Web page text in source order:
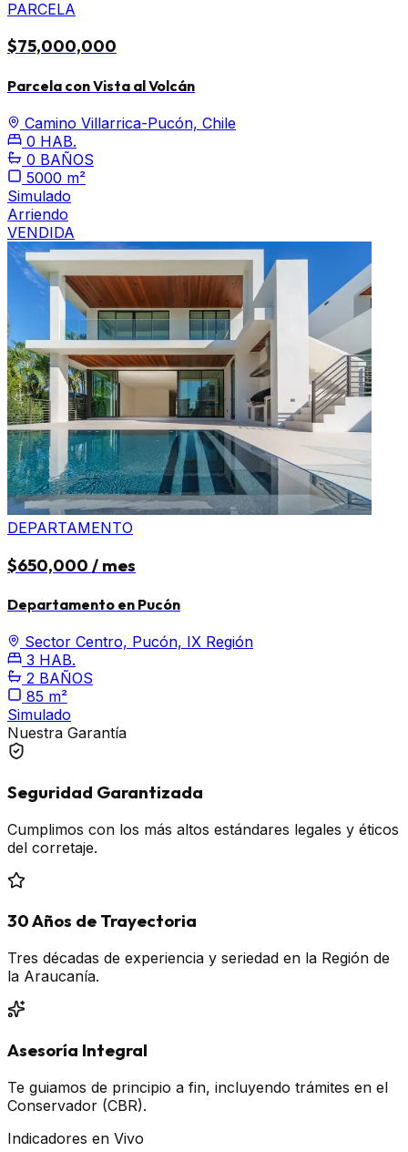
PARCELA
$75,000,000
Parcela con Vista al Volcán
Camino Villarrica-Pucón, Chile
0 HAB.
0 BAÑOS
5000 m²
Simulado
Arriendo
VENDIDA
DEPARTAMENTO
$650,000 / mes
Departamento en Pucón
Sector Centro, Pucón, IX Región
3 HAB.
2 BAÑOS
85 m²
Simulado
Nuestra Garantía
Seguridad Garantizada
Cumplimos con los más altos estándares legales y éticos
del corretaje.
30 Años de Trayectoria
Tres décadas de experiencia y seriedad en la Región de
la Araucanía.
Asesoría Integral
Te guiamos de principio a fin, incluyendo trámites en el
Conservador (CBR).
Indicadores en Vivo